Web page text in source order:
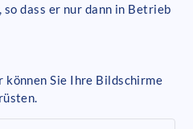
dass er nur dann in Betrieb
können Sie Ihre Bildschirme